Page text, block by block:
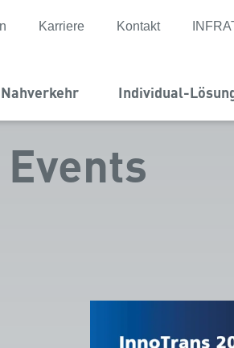
Karriere Kontakt
Nahverkehr Individual-
Events